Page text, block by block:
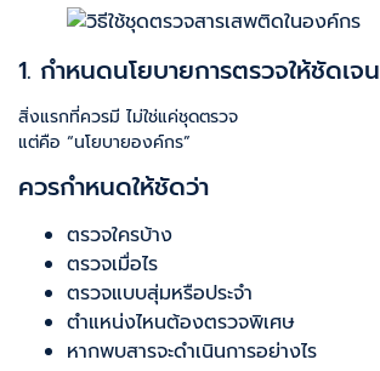
1. กำหนดนโยบายการตรวจให้ชัดเจน
สิ่งแรกที่ควรมี ไม่ใช่แค่ชุดตรวจ
แต่คือ “นโยบายองค์กร”
ควรกำหนดให้ชัดว่า
ตรวจใครบ้าง
ตรวจเมื่อไร
ตรวจแบบสุ่มหรือประจำ
ตำแหน่งไหนต้องตรวจพิเศษ
หากพบสารจะดำเนินการอย่างไร